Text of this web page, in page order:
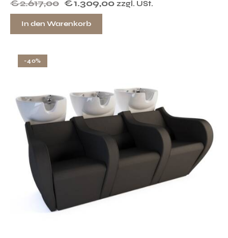
€2.617,00 €1.309,00 zzgl. USt.
In den Warenkorb
-40%